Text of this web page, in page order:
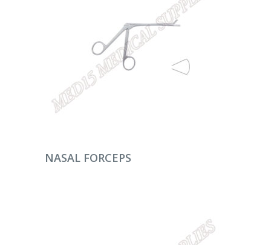
DEVAMINI OKU
NASAL FORCEPS